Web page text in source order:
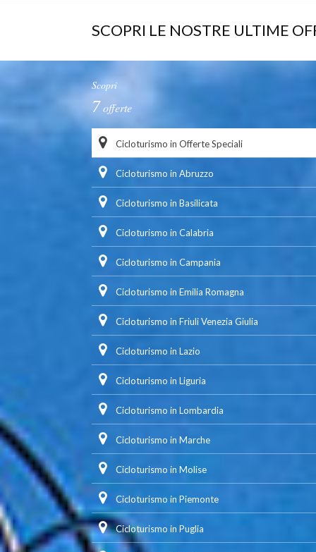
SCOPRI LE NOSTRE ULTIME
Scopri
7offerte
Cicloturismo in Offerte Speciali
Cicloturismo in Abruzzo
Cicloturismo in Basilicata
Cicloturismo in Calabria
Cicloturismo in Campania
Cicloturismo in Emilia Romagna
Cicloturismo in Friuli Venezia Giulia
Cicloturismo in Lazio
Cicloturismo in Liguria
Cicloturismo in Lombardia
Cicloturismo in Marche
Cicloturismo in Molise
Cicloturismo in Piemonte
Cicloturismo in Puglia